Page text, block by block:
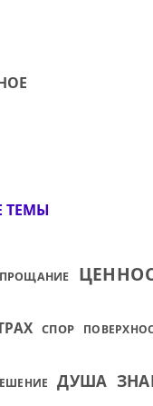
ТЕМЫ
ПРОЩАНИЕ
СПОР
ДУША